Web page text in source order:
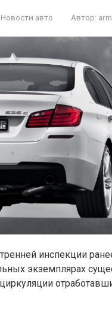
Новости авто Автор:
инспекции
экземплярах